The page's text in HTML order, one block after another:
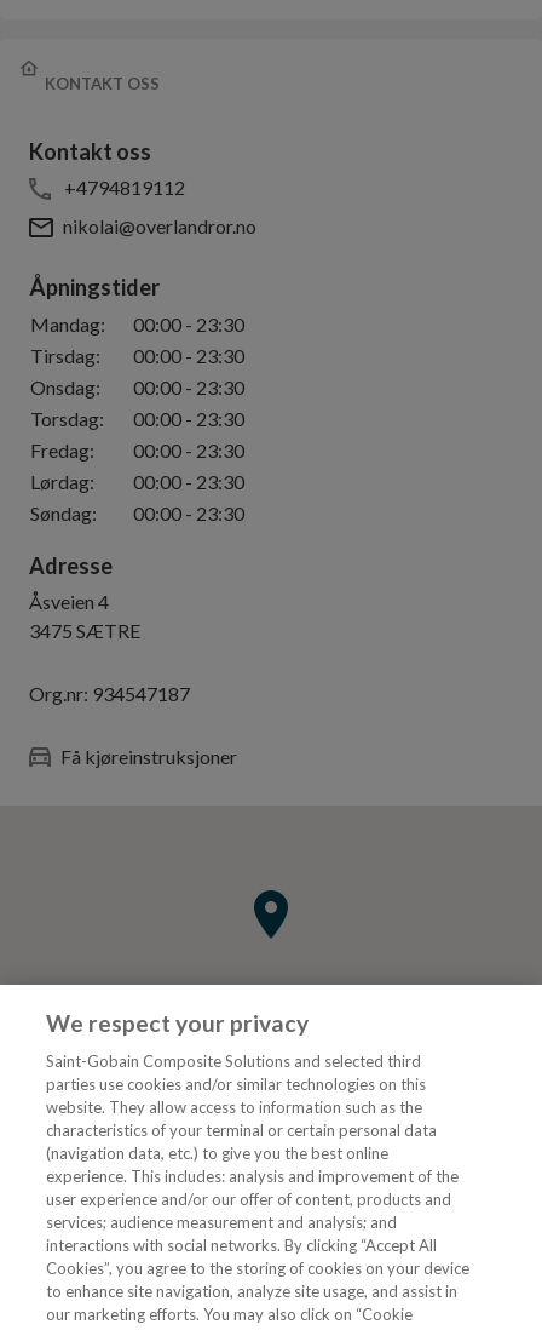
KONTAKT OSS
Kontakt oss
+4794819112
nikolai@overlandror.no
Åpningstider
Mandag: 00:00 - 23:30
Tirsdag: 00:00 - 23:30
Onsdag: 00:00 - 23:30
Torsdag: 00:00 - 23:30
Fredag: 00:00 - 23:30
Lørdag: 00:00 - 23:30
Søndag: 00:00 - 23:30
Adresse
Åsveien 4
3475 SÆTRE
Org.nr: 934547187
Få kjøreinstruksjoner
Tjenester
VVS Fagmann
Følg oss
We respect your privacy
Saint-Gobain Composite Solutions and selected third
parties use cookies and/or similar technologies on this
website. They allow access to information such as the
characteristics of your terminal or certain personal data
(navigation data, etc.) to give you the best online
experience. This includes: analysis and improvement of the
user experience and/or our offer of content, products and
services; audience measurement and analysis; and
interactions with social networks. By clicking “Accept All
Cookies”, you agree to the storing of cookies on your device
to enhance site navigation, analyze site usage, and assist in
our marketing efforts. You may also click on “Cookie